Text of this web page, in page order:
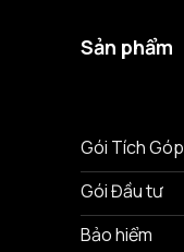
Sản phẩm
Gói Tích Góp
Gói Đầu tư
Bảo hiểm